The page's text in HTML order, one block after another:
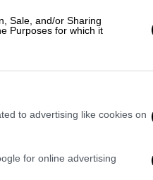
Sale, and/or Sharing
Purposes for which it
to advertising like cookies on
for online advertising
αντί για
θα ήμουν ο